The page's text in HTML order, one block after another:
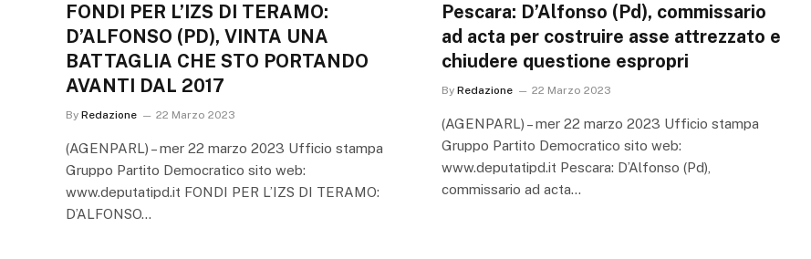
FONDI PER L’IZS DI TERAMO:
D’ALFONSO (PD), VINTA UNA
BATTAGLIA CHE STO PORTANDO
AVANTI DAL 2017
By Redazione 22 Marzo 2023
(AGENPARL) – mer 22 marzo 2023 Ufficio stampa
Gruppo Partito Democratico sito web:
www.deputatipd.it FONDI PER L’IZS DI TERAMO:
D’ALFONSO…
Pescara: D’Alfonso (Pd), commissario
ad acta per costruire asse attrezzato e
chiudere questione espropri
By Redazione 22 Marzo 2023
(AGENPARL) – mer 22 marzo 2023 Ufficio stampa
Gruppo Partito Democratico sito web:
www.deputatipd.it Pescara: D’Alfonso (Pd),
commissario ad acta…